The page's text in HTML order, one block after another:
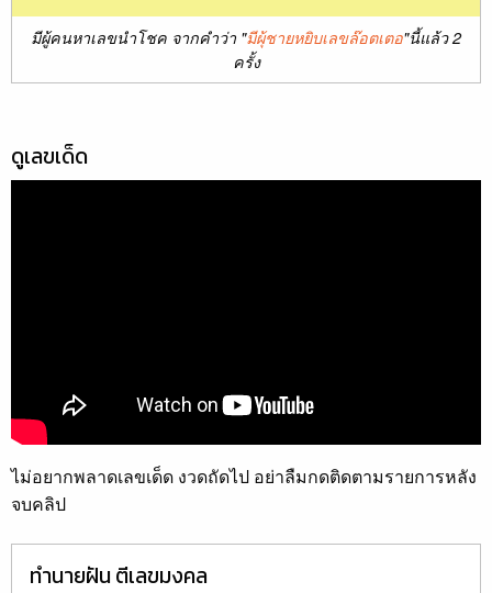
มีผู้คนหาเลขนำโชค จากคำว่า "มีผุ้ชายหยิบเลขล๊อตเตอ"นี้แล้ว 2
ครั้ง
ดูเลขเด็ด
ไม่อยากพลาดเลขเด็ด งวดถัดไป อย่าลืมกดติดตามรายการหลัง
จบคลิป
ทำนายฝัน ตีเลขมงคล